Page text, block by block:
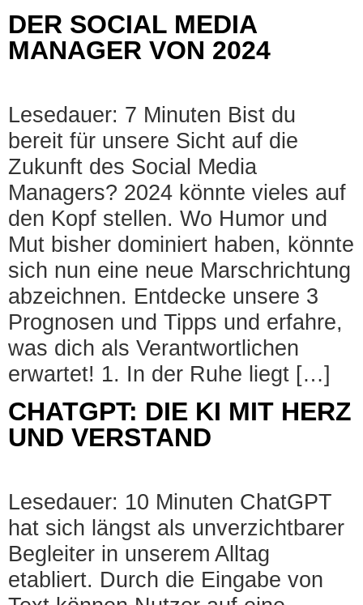
DER SOCIAL MEDIA
MANAGER VON 2024
Lesedauer: 7 Minuten Bist du
bereit für unsere Sicht auf die
Zukunft des Social Media
Managers? 2024 könnte vieles auf
den Kopf stellen. Wo Humor und
Mut bisher dominiert haben, könnte
sich nun eine neue Marschrichtung
abzeichnen. Entdecke unsere 3
Prognosen und Tipps und erfahre,
was dich als Verantwortlichen
erwartet! 1. In der Ruhe liegt […]
CHATGPT: DIE KI MIT HERZ
UND VERSTAND
Lesedauer: 10 Minuten ChatGPT
hat sich längst als unverzichtbarer
Begleiter in unserem Alltag
etabliert. Durch die Eingabe von